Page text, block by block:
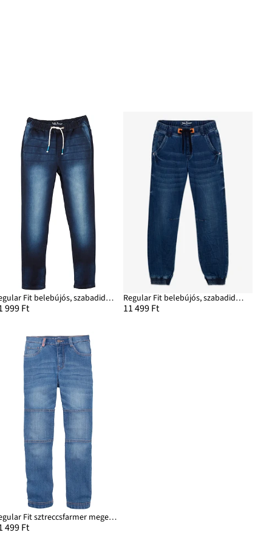
Regular Fit belebújós, szabadidős farmer, Straight
999 Ft
Regular Fit belebújós, szabadidős farmer, Tapered
11 499 Ft
Regular Fit sztreccsfarmer megerősített térdrésszel, Straight
499 Ft